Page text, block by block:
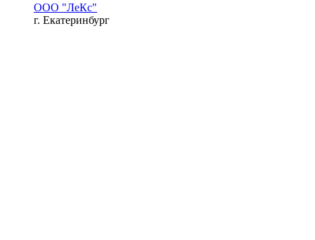
ООО "ЛеКс"
г. Екатеринбург